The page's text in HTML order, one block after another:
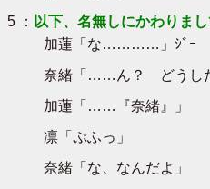
5 ： 以下、名無しにかわりま
加蓮「な…………」ｼﾞｰ
奈緒「……ん？ どうし
加蓮「……『奈緒』」
凛「ぷふっ」
奈緒「な、なんだよ」